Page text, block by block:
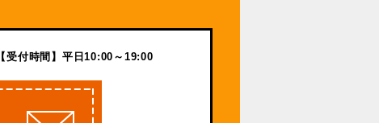
【受付時間】平日10:00～19:00